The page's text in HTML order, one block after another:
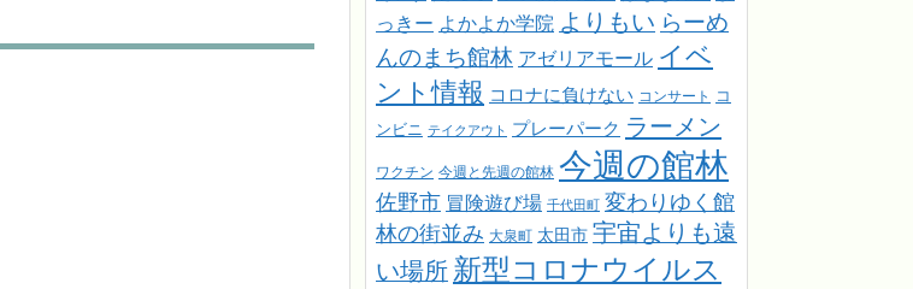
っきー よかよか学院 よりもい らーめ
んのまち館林 アゼリアモール イベ
ント情報 コロナに負けない コンサート
コ
ンビニ テイクアウト プレーパーク ラーメン
ワクチン 今週と先週の館林 今週の館林
佐野市 冒険遊び場 千代田町
変わりゆく館
林の街並み 大泉町 太田市 宇宙よりも遠
い場所 新型コロナウイルス